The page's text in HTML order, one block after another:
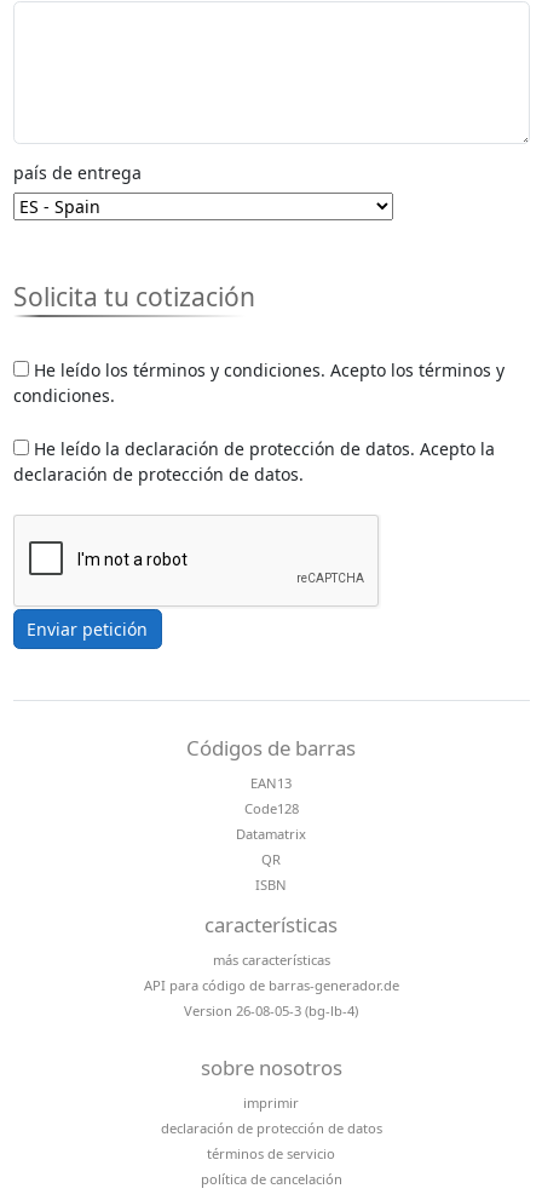
país de entrega
Solicita tu cotización
He leído los términos y condiciones. Acepto los términos y
condiciones.
He leído la declaración de protección de datos. Acepto la
declaración de protección de datos.
Enviar petición
Códigos de barras
EAN13
Code128
Datamatrix
QR
ISBN
características
más características
API para código de barras-generador.de
Version 26-08-05-3 (bg-lb-4)
sobre nosotros
imprimir
declaración de protección de datos
términos de servicio
política de cancelación